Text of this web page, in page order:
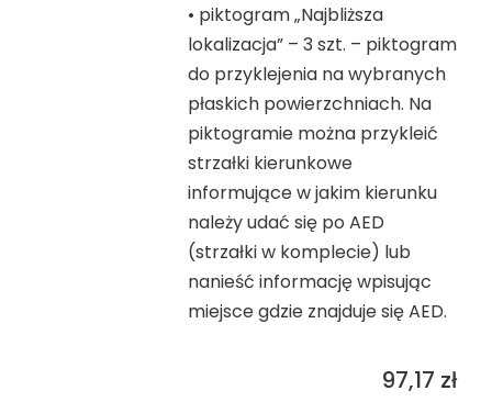
• piktogram „Najbliższa
lokalizacja” – 3 szt. – piktogram
do przyklejenia na wybranych
płaskich powierzchniach. Na
piktogramie można przykleić
strzałki kierunkowe
informujące w jakim kierunku
należy udać się po AED
(strzałki w komplecie) lub
nanieść informację wpisując
miejsce gdzie znajduje się AED.
97,17 zł